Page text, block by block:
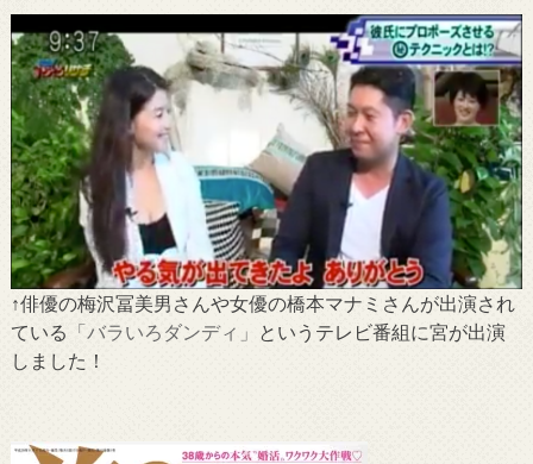
↑俳優の梅沢冨美男さんや女優の橋本マナミさんが出演され
ている 「バラいろダンディ」 というテレビ番組に宮が出演
しました！